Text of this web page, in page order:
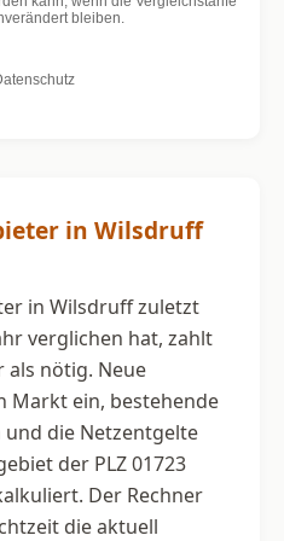
in Wilsdruff
in Wilsdruff zuletzt
verglichen hat, zahlt
als nötig. Neue
Markt ein, bestehende
und die Netzentgelte
der PLZ 01723
Der Rechner
die aktuell